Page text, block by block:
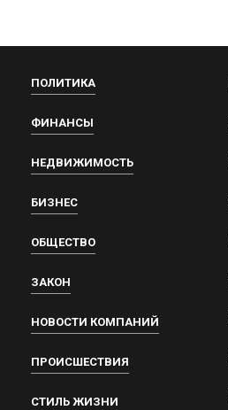
ПОЛИТИКА
ФИНАНСЫ
НЕДВИЖИМОСТЬ
БИЗНЕС
ОБЩЕСТВО
ЗАКОН
НОВОСТИ КОМПАНИЙ
ПРОИСШЕСТВИЯ
СТИЛЬ ЖИЗНИ